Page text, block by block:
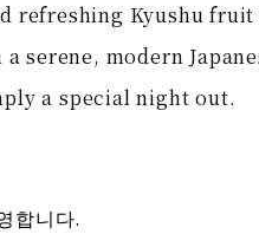
refreshing Kyushu
serene, modern
a special night out.
합니다.